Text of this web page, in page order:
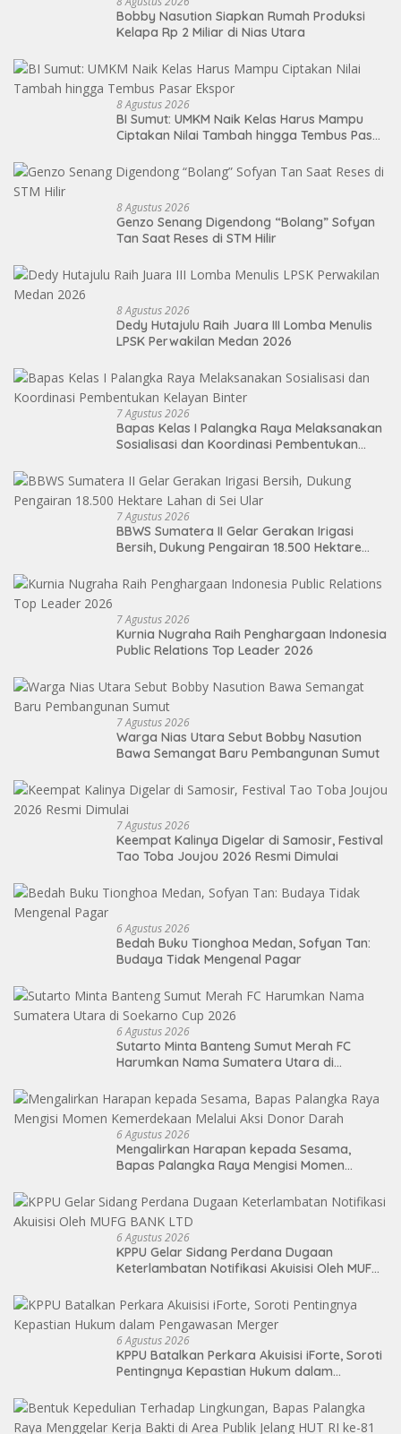
Bobby Nasution Siapkan Rumah Produksi
Kelapa Rp 2 Miliar di Nias Utara
8 Agustus 2026
BI Sumut: UMKM Naik Kelas Harus Mampu
Ciptakan Nilai Tambah hingga Tembus Pasar
8 Agustus 2026
Genzo Senang Digendong “Bolang” Sofyan
Tan Saat Reses di STM Hilir
8 Agustus 2026
Dedy Hutajulu Raih Juara III Lomba Menulis
LPSK Perwakilan Medan 2026
7 Agustus 2026
Bapas Kelas I Palangka Raya Melaksanakan
Sosialisasi dan Koordinasi Pembentukan
7 Agustus 2026
BBWS Sumatera II Gelar Gerakan Irigasi
Bersih, Dukung Pengairan 18.500 Hektare
7 Agustus 2026
Kurnia Nugraha Raih Penghargaan Indonesia
Public Relations Top Leader 2026
7 Agustus 2026
Warga Nias Utara Sebut Bobby Nasution
Bawa Semangat Baru Pembangunan Sumut
7 Agustus 2026
Keempat Kalinya Digelar di Samosir, Festival
Tao Toba Joujou 2026 Resmi Dimulai
6 Agustus 2026
Bedah Buku Tionghoa Medan, Sofyan Tan:
Budaya Tidak Mengenal Pagar
6 Agustus 2026
Sutarto Minta Banteng Sumut Merah FC
Harumkan Nama Sumatera Utara di
6 Agustus 2026
Mengalirkan Harapan kepada Sesama,
Bapas Palangka Raya Mengisi Momen
6 Agustus 2026
KPPU Gelar Sidang Perdana Dugaan
Keterlambatan Notifikasi Akuisisi Oleh MUFG
6 Agustus 2026
KPPU Batalkan Perkara Akuisisi iForte, Soroti
Pentingnya Kepastian Hukum dalam